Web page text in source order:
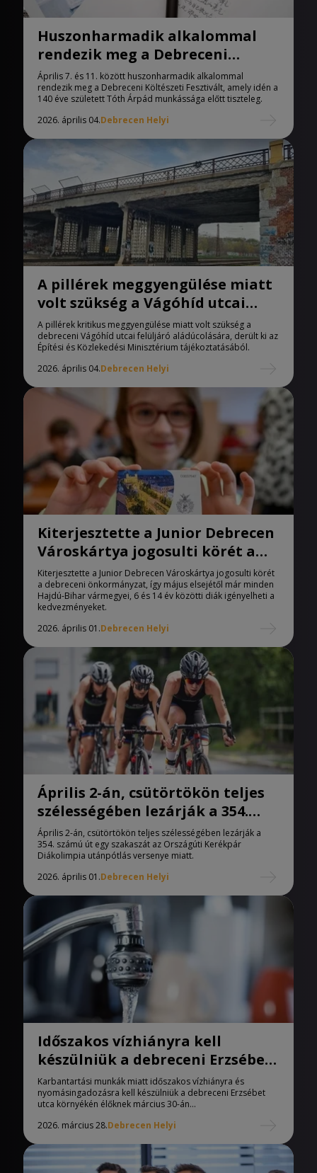
Huszonharmadik alkalommal
rendezik meg a Debreceni
Költészeti Fesztivált
Április 7. és 11. között huszonharmadik alkalommal
rendezik meg a Debreceni Költészeti Fesztivált, amely idén a
140 éve született Tóth Árpád munkássága előtt tiszteleg.
2026. április 04.Debrecen Helyi
A pillérek meggyengülése miatt
volt szükség a Vágóhíd utcai
felüljáró aládúcolására
A pillérek kritikus meggyengülése miatt volt szükség a
debreceni Vágóhíd utcai felüljáró aládúcolására, derült ki az
Építési és Közlekedési Minisztérium tájékoztatásából.
2026. április 04.Debrecen Helyi
Kiterjesztette a Junior Debrecen
Városkártya jogosulti körét a
debreceni önkormányzat
Kiterjesztette a Junior Debrecen Városkártya jogosulti körét
a debreceni önkormányzat, így május elsejétől már minden
Hajdú-Bihar vármegyei, 6 és 14 év közötti diák igényelheti a
kedvezményeket.
2026. április 01.Debrecen Helyi
Április 2-án, csütörtökön teljes
szélességében lezárják a 354.
számú út egy szakaszát
Április 2-án, csütörtökön teljes szélességében lezárják a
354. számú út egy szakaszát az Országúti Kerékpár
Diákolimpia utánpótlás versenye miatt.
2026. április 01.Debrecen Helyi
Időszakos vízhiányra kell
készülniük a debreceni Erzsébet
utca környékén élőknek
Karbantartási munkák miatt időszakos vízhiányra és
nyomásingadozásra kell készülniük a debreceni Erzsébet
utca környékén élőknek március 30-án...
2026. március 28.Debrecen Helyi